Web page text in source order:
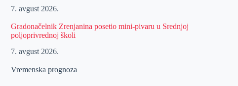
7. avgust 2026.
Gradonačelnik Zrenjanina posetio mini-pivaru u Srednjoj
poljoprivrednoj školi
7. avgust 2026.
Vremenska prognoza